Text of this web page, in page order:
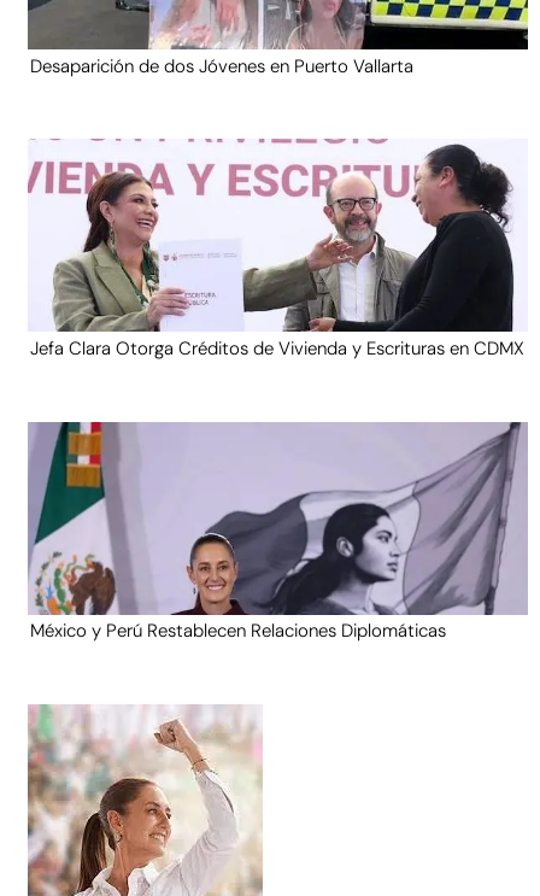
Desaparición de dos Jóvenes en Puerto Vallarta
Jefa Clara Otorga Créditos de Vivienda y Escrituras en CDMX
México y Perú Restablecen Relaciones Diplomáticas